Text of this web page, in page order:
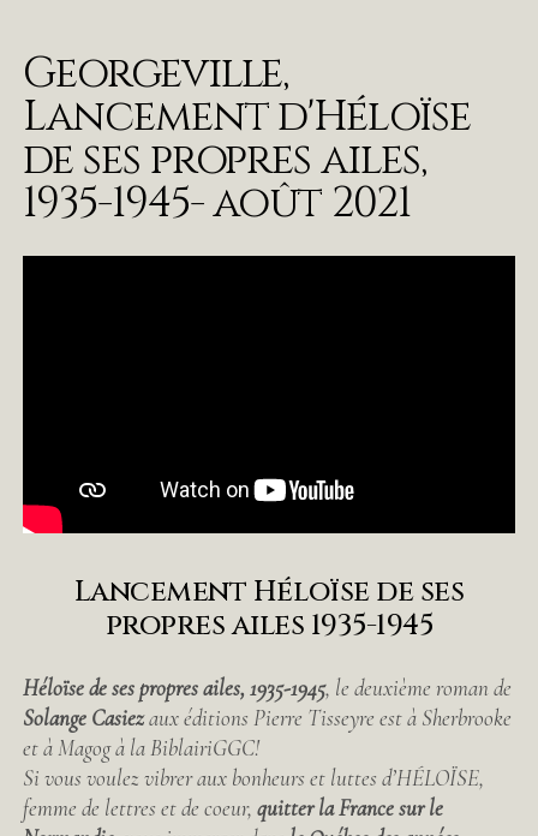
Georgeville,
Lancement d'Héloïse
de ses propres ailes,
1935-1945- août 2021
Lancement Héloïse de ses
propres ailes 1935-1945
Héloïse de ses propres ailes, 1935-1945, le deuxième roman de
Solange Casiezaux éditions Pierre Tisseyre est à Sherbrooke
et à Magog à la BiblairiGGC!
Si vous voulez vibrer aux bonheurs et luttes d’HÉLOÏSE,
femme de lettres et de coeur, quitter la France sur le